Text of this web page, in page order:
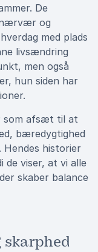
De
nærvær og
med plads
livsændring
men også
hun siden har
som afsæt til at
bæredygtighed
Hendes historier
de viser, at vi alle
skaber balance
skarphed